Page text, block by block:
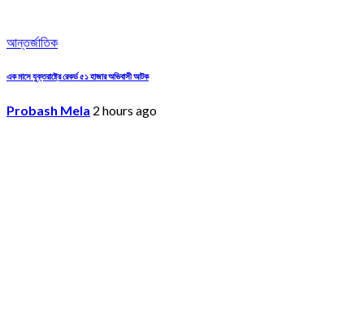
আন্তর্জাতিক
এক মাসে যুক্তরাষ্ট্রে রেকর্ড ৫১ হাজার অভিবাসী আটক
Probash Mela 2 hours ago